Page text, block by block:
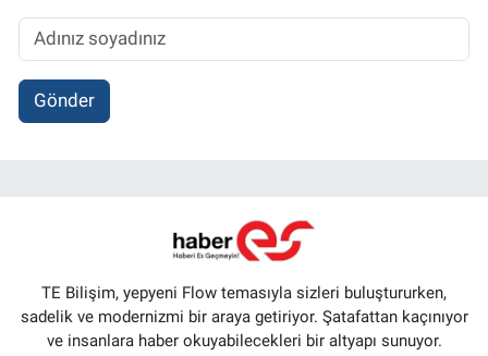
Gönder
TE Bilişim, yepyeni Flow temasıyla sizleri buluştururken,
sadelik ve modernizmi bir araya getiriyor. Şatafattan kaçınıyor
ve insanlara haber okuyabilecekleri bir altyapı sunuyor.